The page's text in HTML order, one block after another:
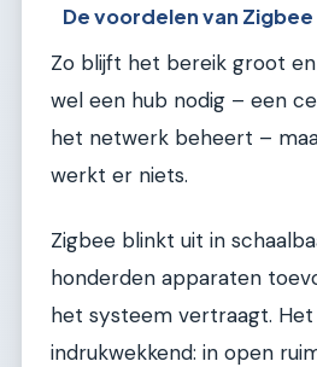
De voordelen van Zigbee
Zo blijft het bereik groot
wel een hub nodig – een
het netwerk beheert –
werkt er niets.
Zigbee blinkt uit in
honderden apparaten
het systeem vertraagt. Het
indrukwekkend: in open